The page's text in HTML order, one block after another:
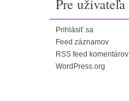
Pre uživateľa
Prihlásiť sa
Feed záznamov
RSS feed komentárov
WordPress.org